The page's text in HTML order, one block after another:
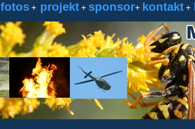
fotos + projekt + sponsor+ kontakt +